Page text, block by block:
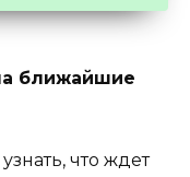
ближайшие
что ждет